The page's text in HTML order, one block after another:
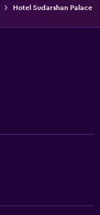
Hotel Sudarshan Palace